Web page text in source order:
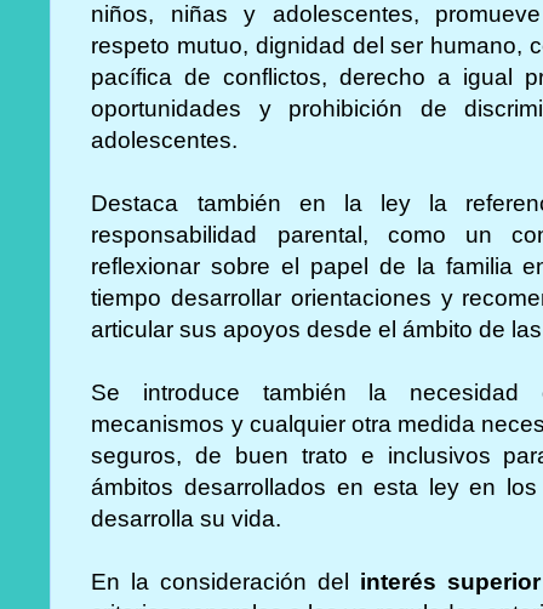
niños, niñas y adolescentes,
respeto mutuo, dignidad del ser humano,
pacífica de conflictos, derecho a igual
oportunidades y prohibición de
adolescentes.
Destaca también en la ley la
responsabilidad parental, como un
reflexionar sobre el papel de la familia
tiempo desarrollar orientaciones y
articular sus apoyos desde el ámbito de
Se introduce también la necesidad
mecanismos y cualquier otra medida
seguros, de buen trato e inclusivos
ámbitos desarrollados en esta ley en
desarrolla su vida.
En la consideración del interés